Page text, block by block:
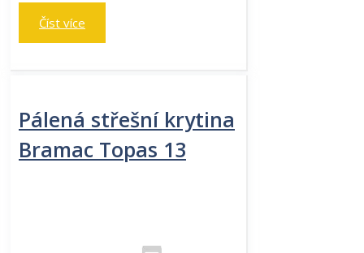
Číst více
Pálená střešní krytina
Bramac Topas 13